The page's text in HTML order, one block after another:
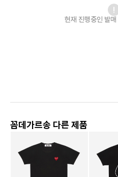
현재 진행중인 발매
꼼데가르송 다른 제품